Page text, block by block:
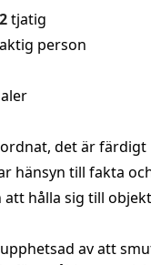
2tjatig
person
det är färdigt
hänsyn till fakta
hålla sig till
av att